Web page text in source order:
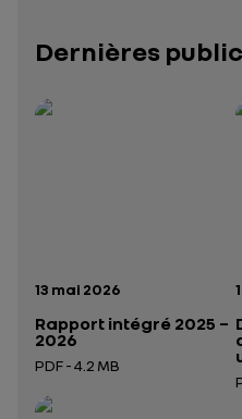
Dernières
Date de publication:
13 mai 2026
Rapport intégré 2025 –
2026
PDF - 4.2 MB
Ouverture dans un nouvel
Rapport intégré 2025 –
Présentation